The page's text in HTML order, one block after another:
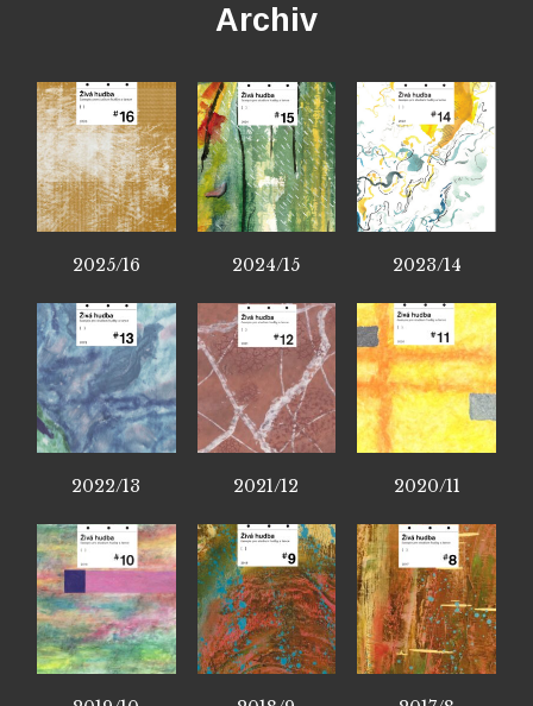
Archiv
2025/16 2024/15 2023/14
2022/13 2021/12 2020/11